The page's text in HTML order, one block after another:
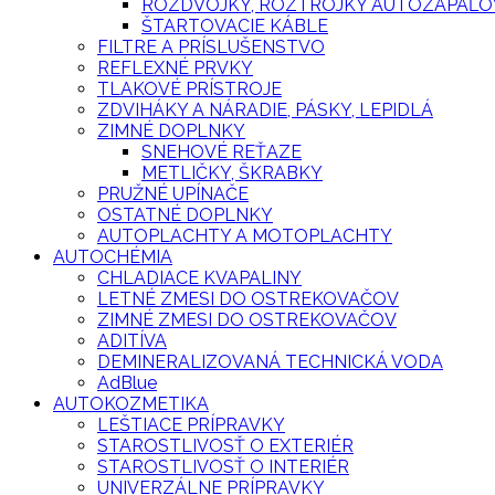
ROZDVOJKY, ROZTROJKY
ŠTARTOVACIE KÁBLE
FILTRE A PRÍSLUŠENSTVO
REFLEXNÉ PRVKY
TLAKOVÉ PRÍSTROJE
ZDVIHÁKY A NÁRADIE, PÁSKY, LEPIDLÁ
ZIMNÉ DOPLNKY
SNEHOVÉ REŤAZE
METLIČKY, ŠKRABKY
PRUŽNÉ UPÍNAČE
OSTATNÉ DOPLNKY
AUTOPLACHTY A MOTOPLACHTY
AUTOCHÉMIA
CHLADIACE KVAPALINY
LETNÉ ZMESI DO OSTREKOVAČOV
ZIMNÉ ZMESI DO OSTREKOVAČOV
ADITÍVA
DEMINERALIZOVANÁ TECHNICKÁ VODA
AdBlue
AUTOKOZMETIKA
LEŠTIACE PRÍPRAVKY
STAROSTLIVOSŤ O EXTERIÉR
STAROSTLIVOSŤ O INTERIÉR
UNIVERZÁLNE PRÍPRAVKY